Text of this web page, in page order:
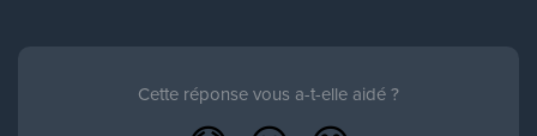
Cette réponse vous a-t-elle aidé ?